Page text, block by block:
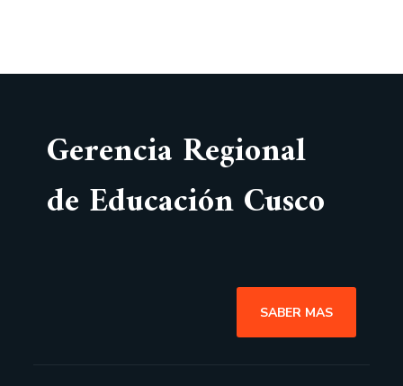
Gerencia Regional
de Educación Cusco
SABER MAS